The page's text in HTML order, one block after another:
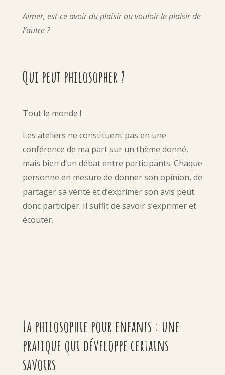
Aimer, est-ce avoir du plaisir ou vouloir le plaisir de
l’autre ?
Qui peut philosopher ?
Tout le monde !
Les ateliers ne constituent pas en une
conférence de ma part sur un thème donné,
mais bien d’un débat entre participants. Chaque
personne en mesure de donner son opinion, de
partager sa vérité et d’exprimer son avis peut
donc participer. Il suffit de savoir s’exprimer et
écouter.
La philosophie pour enfants : une
pratique qui développe certains
savoirs